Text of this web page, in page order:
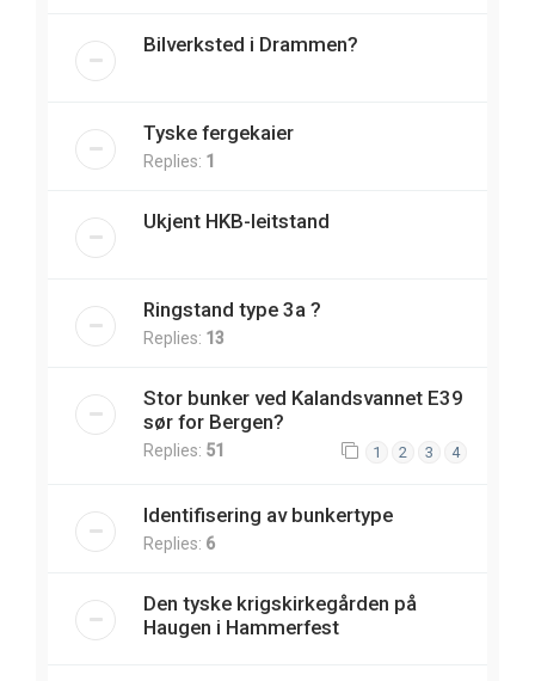
Bilverksted i Drammen?
Tyske fergekaier
Replies: 1
Ukjent HKB-leitstand
Ringstand type 3a ?
Replies: 13
Stor bunker ved Kalandsvannet E39
sør for Bergen?
Replies: 51 1 2 3 4
Identifisering av bunkertype
Replies: 6
Den tyske krigskirkegården på
Haugen i Hammerfest